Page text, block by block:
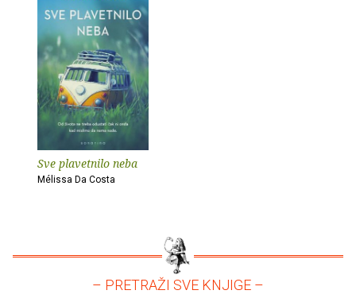
Sve plavetnilo neba
Mélissa Da Costa
– PRETRAŽI SVE KNJIGE –